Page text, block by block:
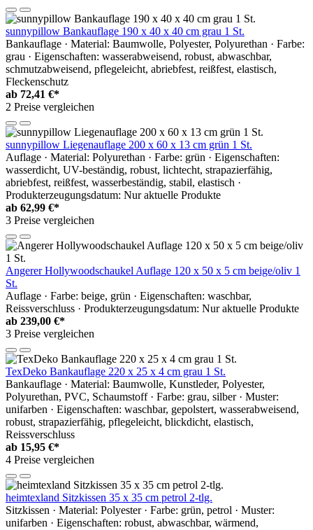
sunnypillow Bankauflage 190 x 40 x 40 cm grau 1 St.
Bankauflage · Material: Baumwolle, Polyester, Polyurethan · Farbe:
grau · Eigenschaften: wasserabweisend, robust, abwaschbar,
schmutzabweisend, pflegeleicht, abriebfest, reißfest, elastisch,
Fleckenschutz
ab 72,41 €*
2 Preise vergleichen
sunnypillow Liegenauflage 200 x 60 x 13 cm grün 1 St.
Auflage · Material: Polyurethan · Farbe: grün · Eigenschaften:
wasserdicht, UV-beständig, robust, lichtecht, strapazierfähig,
abriebfest, reißfest, wasserbeständig, stabil, elastisch ·
Produkterzeugungsdatum: Nur aktuelle Produkte
ab 62,99 €*
3 Preise vergleichen
Angerer Hollywoodschaukel Auflage 120 x 50 x 5 cm beige/oliv 1
St.
Auflage · Farbe: beige, grün · Eigenschaften: waschbar,
Reissverschluss · Produkterzeugungsdatum: Nur aktuelle Produkte
ab 239,00 €*
3 Preise vergleichen
TexDeko Bankauflage 220 x 25 x 4 cm grau 1 St.
Bankauflage · Material: Baumwolle, Kunstleder, Polyester,
Polyurethan, PVC, Schaumstoff · Farbe: grau, silber · Muster:
unifarben · Eigenschaften: waschbar, gepolstert, wasserabweisend,
robust, strapazierfähig, pflegeleicht, blickdicht, elastisch,
Reissverschluss
ab 15,95 €*
4 Preise vergleichen
heimtexland Sitzkissen 35 x 35 cm petrol 2-tlg.
Sitzkissen · Material: Polyester · Farbe: grün, petrol · Muster:
unifarben · Eigenschaften: robust, abwaschbar, wärmend,